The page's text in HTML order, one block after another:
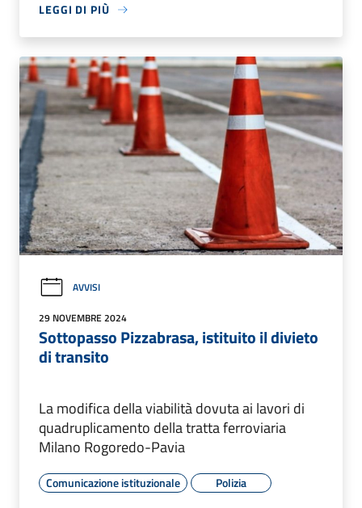
LEGGI DI PIÙ
AVVISI
29 NOVEMBRE 2024
Sottopasso Pizzabrasa, istituito il divieto
di transito
La modifica della viabilità dovuta ai lavori di
quadruplicamento della tratta ferroviaria
Milano Rogoredo-Pavia
Comunicazione istituzionale Polizia